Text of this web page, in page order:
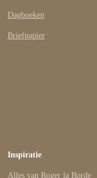
Dagboeken
Briefpapier
Inspiratie
Alles van Roger la Borde